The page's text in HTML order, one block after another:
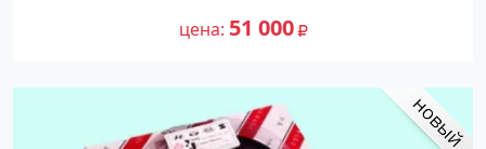
цена 51 000